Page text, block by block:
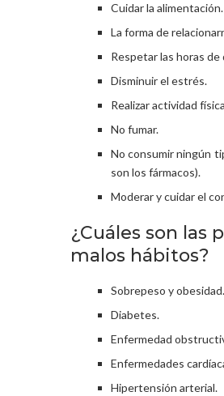
Cuidar la alimentación.
La forma de
Respetar las horas de
Disminuir el estrés.
Realizar actividad
No fumar.
No consumir ningún
son los fármacos).
Moderar y cuidar el
¿Cuáles son
malos hábitos?
Sobrepeso y obesidad.
Diabetes.
Enfermedad
Enfermedades
Hipertensión arterial.